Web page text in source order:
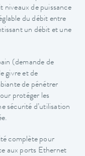
de puissance
du débit entre
un débit et une
(demande de
givre et de
de pénétrer
protéger les
sécurité d’utilisation
complète pour
aux ports Ethernet